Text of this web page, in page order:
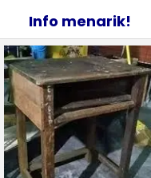
Info menarik!